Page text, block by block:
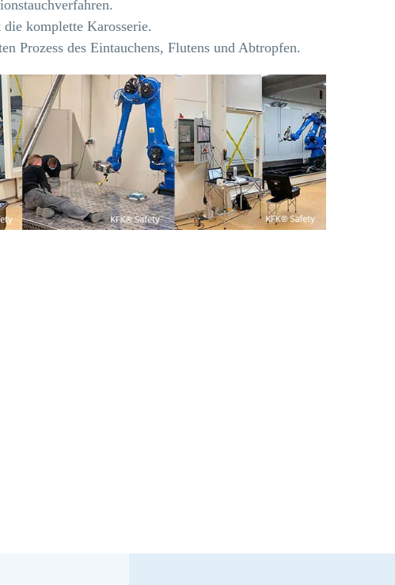
komplette Karosserie.
Prozess des Eintauchens, Flutens und Abtropfen.